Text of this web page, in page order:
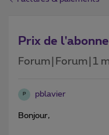
Prix de
Forum|Forum|1
P pblavier
Bonjour,